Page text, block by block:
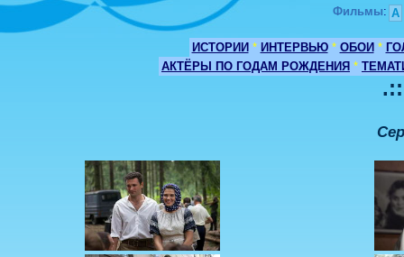
Фильмы: А
ИСТОРИИ * ИНТЕРВЬЮ * ОБОИ *
АКТЁРЫ ПО ГОДАМ РОЖДЕНИЯ *